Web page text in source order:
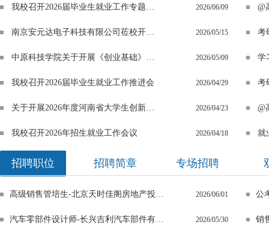
我校召开2026届毕业生就业工作专题推进会 2026/06/09
南京安元达电子科技有限公司莅校开展 专场宣讲会 2026/05/15
中原科技学院关于开展《创业基础》课程学分置换的通知 2026/05/09
我校召开2026届毕业生就业工作推进会 2026/04/29
关于开展2026年度河南省大学生创新创业训练计划立项和结项验收的通知 2026/04/23
我校召开2026年招生就业工作会议 2026/04/18
考
就
限公司莅校开展 专场宣讲会 我校召开2026届毕业生就业工
招聘职位 招聘简章 专场招聘
高级销售管培生-北京天时佳阁房地产投资顾问有限公司 2026/06/01 公
汽车零部件设计师-长兴吉利汽车部件有限公司 2026/05/30 销